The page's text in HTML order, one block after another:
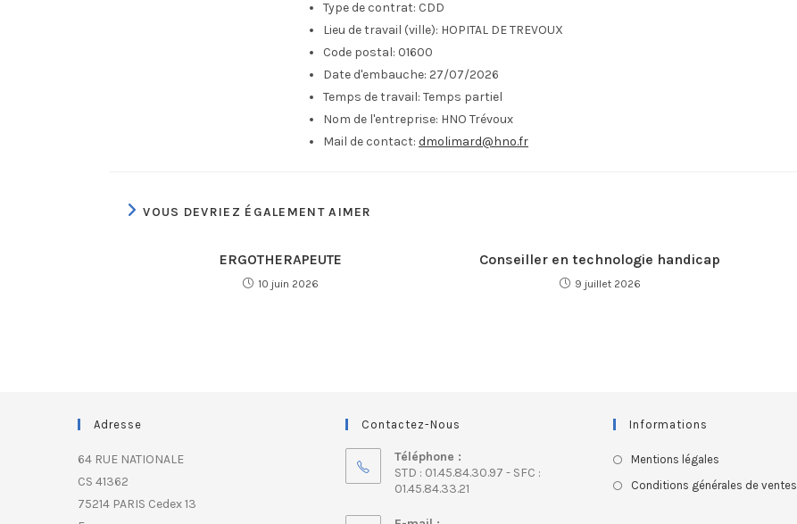
Type de contrat: CDD
Lieu de travail (ville): HOPITAL DE TREVOUX
Code postal: 01600
Date d'embauche: 27/07/2026
Temps de travail: Temps partiel
Nom de l'entreprise: HNO Trévoux
Mail de contact: dmolimard@hno.fr
VOUS DEVRIEZ ÉGALEMENT AIMER
ERGOTHERAPEUTE
10 juin 2026
Conseiller en technologie handicap
9 juillet 2026
Adresse
64 RUE NATIONALE
CS 41362
75214 PARIS Cedex 13
Contactez-Nous
Téléphone :
STD : 01.45.84.30.97 - SFC :
01.45.84.33.21
Informations
Mentions légales
Conditions générales de ventes